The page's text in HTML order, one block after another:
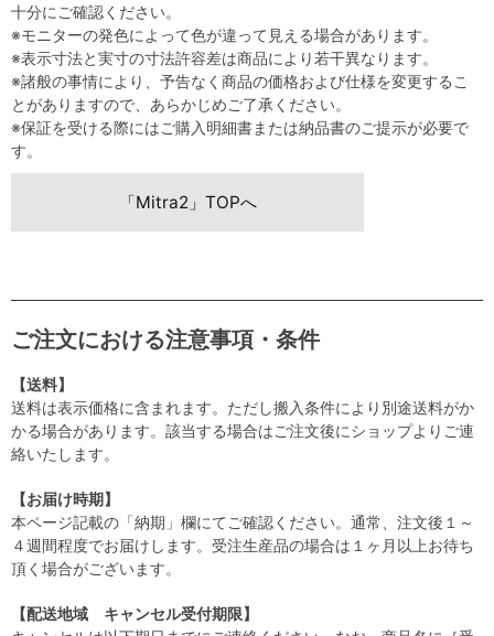
十分にご確認ください。
※モニターの発色によって色が違って見える場合があります。
※表示寸法と実寸の寸法許容差は商品により若干異なります。
※諸般の事情により、予告なく商品の価格および仕様を変更するこ
とがありますので、あらかじめご了承ください。
※保証を受ける際にはご購入明細書または納品書のご提示が必要で
す。
「Mitra2」TOPへ
ご注文における注意事項・条件
【送料】
送料は表示価格に含まれます。ただし搬入条件により別途送料がか
かる場合があります。該当する場合はご注文後にショップよりご連
絡いたします。
【お届け時期】
本ページ記載の「納期」欄にてご確認ください。通常、注文後１～
４週間程度でお届けします。受注生産品の場合は１ヶ月以上お待ち
頂く場合がございます。
【配送地域 キャンセル受付期限】